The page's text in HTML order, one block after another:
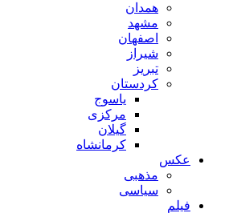
همدان
مشهد
اصفهان
شیراز
تبریز
کردستان
یاسوج
مرکزی
گیلان
کرمانشاه
عکس
مذهبی
سیاسی
فیلم